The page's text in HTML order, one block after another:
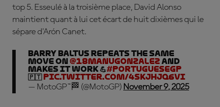
top 5. Esseulé à la troisième place, David Alonso
maintient quant à lui cet écart de huit dixièmes qui le
sépare d'Arón Canet.
Barry Baltus repeats the same
move on @18manugonzalez and
makes it work 💪#PortugueseGP
🇵🇹pic.twitter.com/4SkjHjq6vi
— MotoGP™🏁 (@MotoGP) November 9, 2025